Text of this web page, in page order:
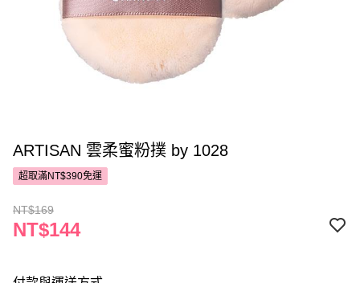
ARTISAN 雲柔蜜粉撲 by 1028
超取滿NT$390免運
NT$169
NT$144